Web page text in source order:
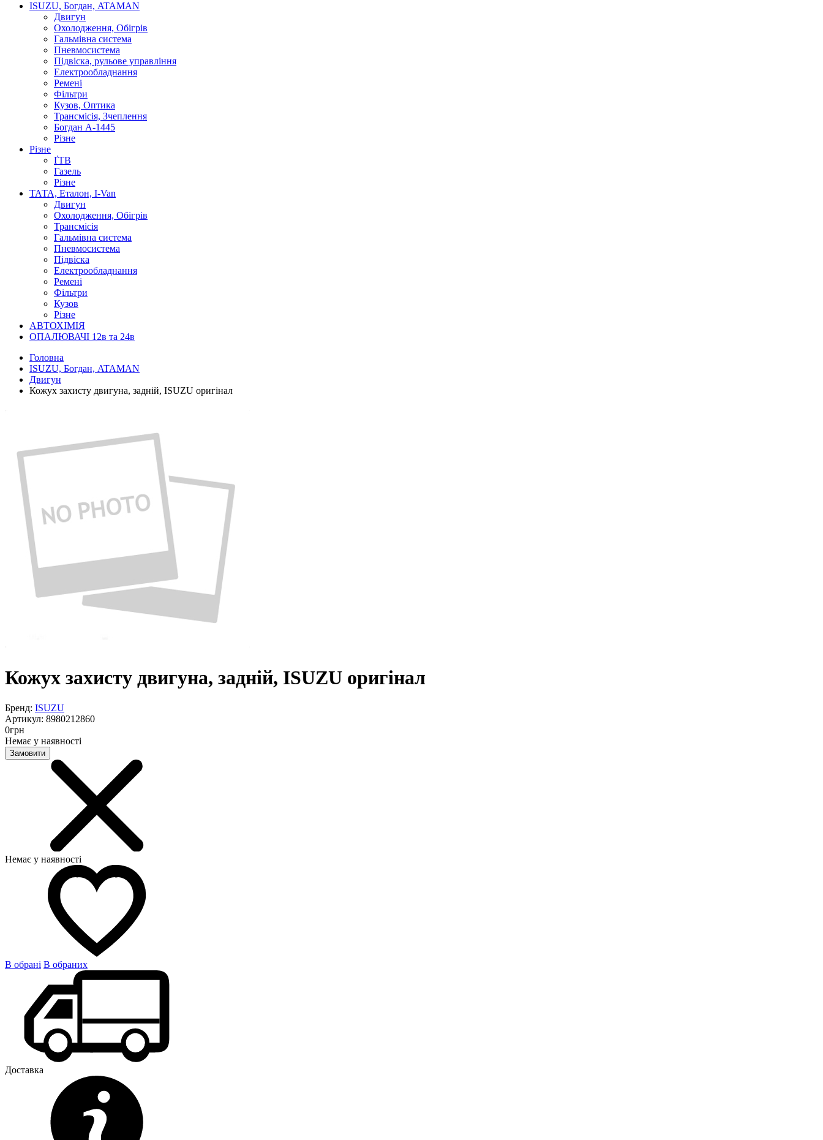
ISUZU, Богдан, ATAMAN
Двигун
Охолодження, Обігрів
Гальмівна система
Пневмосистема
Підвіска, рульове управління
Електрообладнання
Ремені
Фільтри
Кузов, Оптика
Трансмісія, Зчеплення
Богдан А-1445
Різне
Різне
ҐТВ
Газель
Різне
ТАТА, Еталон, I-Van
Двигун
Охолодження, Обігрів
Трансмісія
Гальмівна система
Пневмосистема
Підвіска
Електрообладнання
Ремені
Фільтри
Кузов
Різне
АВТОХІМІЯ
ОПАЛЮВАЧІ 12в та 24в
Головна
ISUZU, Богдан, ATAMAN
Двигун
Кожух захисту двигуна, задній, ISUZU оригінал
Кожух захисту двигуна, задній, ISUZU оригінал
Бренд: ISUZU
Артикул: 8980212860
0грн
Немає у наявності
Замовити
Немає у наявності
В обрані В обраних
Доставка